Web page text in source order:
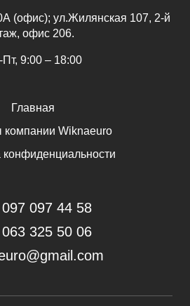
(офис); ул.Жилянская 107, 2-й
офис 206.
9:00 – 18:00
Главная
компании Wiknaeuro
конфиденциальности
097 44 58
325 50 06